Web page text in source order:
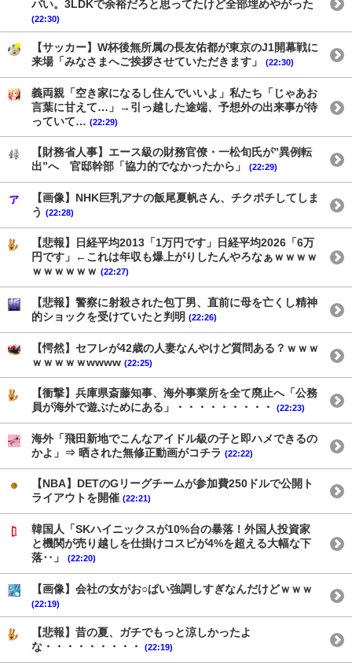
バい。3LDKで余裕だろと思ってたけど全部埋めやがった
(22:30)
【サッカー】W杯後無所属の長友佑都が東京のJ1開幕戦に
来場「みなさまへご挨拶させていただきます」
(22:30)
義両親「空き家になるし住んでいいよ」私たち「じゃあお
言葉に甘えて…」→引っ越した途端、予想外の出来事が待
っていて… (22:29)
【財務省人事】エース級の財務官僚・一松旬氏が”異例転
出”へ 官邸幹部「協力的でなかったから」
(22:29)
【画像】NHK巨乳アナの飯尾夏帆さん、チクポチしてしま
う (22:28)
【悲報】日経平均2013「1万円です」日経平均2026「6万
円です」←これは年収も爆上がりしたんやろなぁｗｗｗｗ
ｗｗｗｗｗｗ (22:27)
【悲報】警察に射殺された包丁男、直前に母を亡くし精神
的ショックを受けていたと判明 (22:26)
【愕然】セフレが42歳の人妻なんやけど質問ある？ｗｗｗ
ｗｗｗｗｗwwww (22:25)
【衝撃】兵庫県斎藤知事、海外事業所を全て廃止へ「公務
員が海外で遊ぶためにある」・・・・・・・・・
(22:23)
海外「飛田新地でこんなアイドル級の子と即ハメできるの
かよ」⇒ 晒された無修正動画がコチラ (22:22)
【NBA】DETのGリーグチームが参加費250ドルで公開ト
ライアウトを開催 (22:21)
韓国人「SKハイニックスが10%台の暴落！外国人投資家
と機関が売り越しを仕掛けコスピが4%を超える大幅な下
落‥」
(22:20)
【画像】会社の女がお○ぱい強調しすぎなんだけどｗｗｗ
(22:19)
【悲報】昔の夏、ガチでもっと涼しかったよ
な・・・・・・・・・
(22:19)